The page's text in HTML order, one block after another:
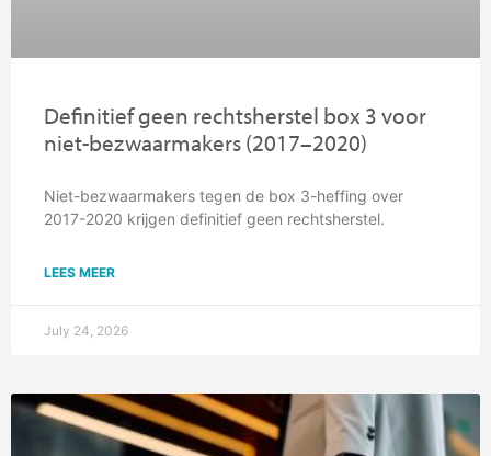
Definitief geen rechtsherstel box 3 voor
niet-bezwaarmakers (2017–2020)
Niet-bezwaarmakers tegen de box 3-heffing over
2017-2020 krijgen definitief geen rechtsherstel.
LEES MEER
July 24, 2026